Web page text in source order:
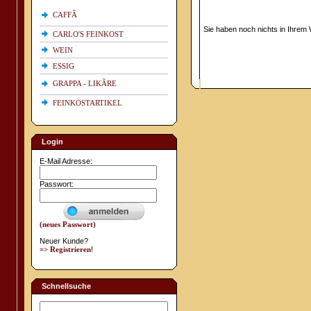
CAFFÃ
CARLO'S FEINKOST
WEIN
ESSIG
GRAPPA - LIKÃRE
FEINKOSTARTIKEL
Login
E-Mail Adresse:
Passwort:
(neues Passwort)
Neuer Kunde?
=> Registrieren!
Schnellsuche
Sie haben noch nichts in Ihrem